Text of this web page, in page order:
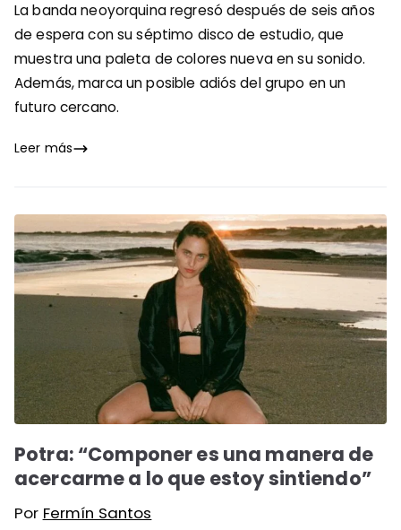
La banda neoyorquina regresó después de seis años
de espera con su séptimo disco de estudio, que
muestra una paleta de colores nueva en su sonido.
Además, marca un posible adiós del grupo en un
futuro cercano.
Leer más
Potra: “Componer es una manera de
acercarme a lo que estoy sintiendo”
Por Fermín Santos